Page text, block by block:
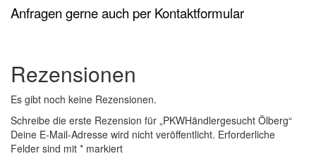
Anfragen gerne auch per Kontaktformular
Rezensionen
Es gibt noch keine Rezensionen.
Schreibe die erste Rezension für „PKWHändlergesucht Ölberg“
Deine E-Mail-Adresse wird nicht veröffentlicht. Erforderliche
Felder sind mit * markiert